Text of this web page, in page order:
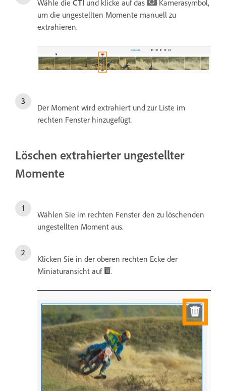
Wähle die CTI und klicke auf das
Kamerasymbol,
um die ungestellten Momente manuell zu
extrahieren.
Der Moment wird extrahiert und zur Liste im
rechten Fenster hinzugefügt.
Löschen extrahierter ungestellter
Momente
Wählen Sie im rechten Fenster den zu löschenden
ungestellten Moment aus.
Klicken Sie in der oberen rechten Ecke der
Miniaturansicht auf
.